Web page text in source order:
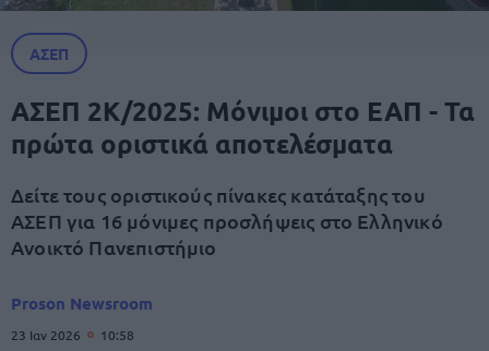
ΑΣΕΠ
ΑΣΕΠ 2Κ/2025: Μόνιμοι στο ΕΑΠ - Τα
πρώτα οριστικά αποτελέσματα
Δείτε τους οριστικούς πίνακες κατάταξης του
ΑΣΕΠ για 16 μόνιμες προσλήψεις στο Ελληνικό
Ανοικτό Πανεπιστήμιο
Proson Newsroom
23 Ιαν 2026 10:58